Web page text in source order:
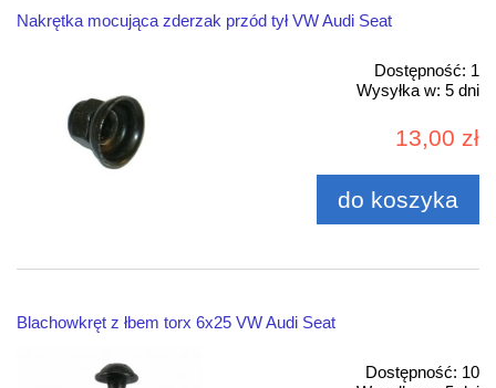
Nakrętka mocująca zderzak przód tył VW Audi Seat
Dostępność: 1
Wysyłka w: 5 dni
13,00 zł
do koszyka
Blachowkręt z łbem torx 6x25 VW Audi Seat
Dostępność: 10